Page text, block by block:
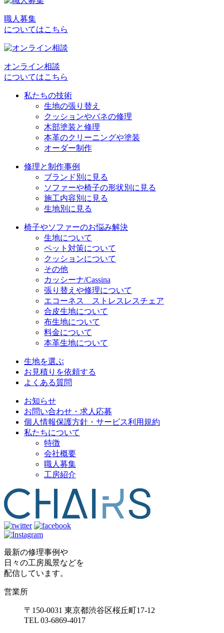
ナ
ビ
ー
職人募集
についてはこちら
オンライン相談
についてはこちら
私たちの技術
生地の張り替え
クッションやバネの修理
木部塗装と修理
本革のクリーニングや塗装
オーダー制作
修理と制作事例
ブランド別に見る
ソファーや椅子の形状別に見る
施工内容別に見る
生地別に見る
椅子やソファーのお悩み解決
生地について
ペット対策について
クッションについて
その他
カッシーナ/Cassina
張り替えや修理について
エコーネス ストレスレスチェア
合皮生地について
布生地について
料金について
本革生地について
生地を選ぶ
お見積りを依頼する
よくある質問
お知らせ
お問い合わせ・求人応募
個人情報保護方針・サービス利用規約
私たちについて
特徴
会社概要
職人募集
工房紹介
最新の修理事例や
日々の工房風景などを
配信しています。
営業所
〒150-0031 東京都渋谷区桜丘町17-12
TEL 03-6869-4017